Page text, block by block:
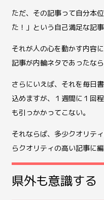
ただ、その記事って自分本
た！」という自己満足な記
それが人の心を動かす内容
記事が内輪ネタであったな
さらにいえば、それを毎日
込めますが、１週間に１回
も引っかかってこない。
それならば、多少クオリテ
らクオリティの高い記事に
県外も意識する